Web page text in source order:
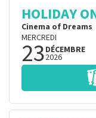
HOLIDAY
Cinema of Dreams
MERCREDI
23DÉCEMBRE
2026